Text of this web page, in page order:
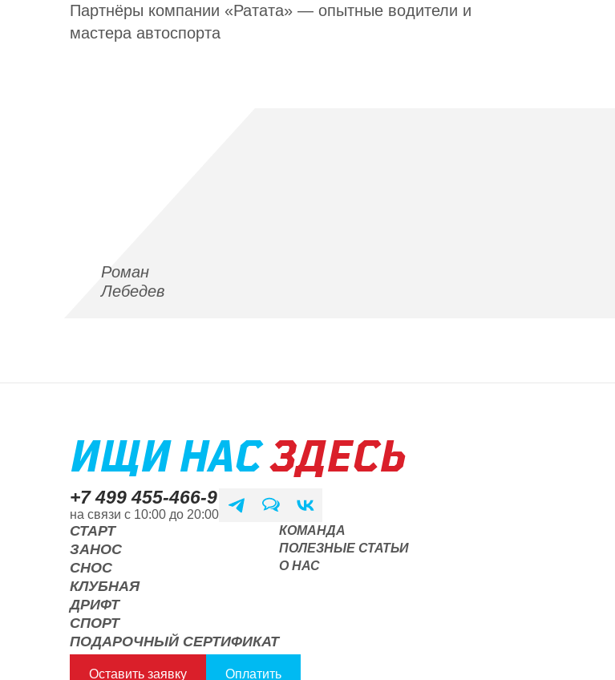
Партнёры компании «Ратата» — опытные водители и
мастера автоспорта
Роман
Лебедев
ИЩИ НАСЗДЕСЬ
+7 499 455-466-9
на связи с 10:00 до 20:00
СТАРТ
ЗАНОС
СНОС
КЛУБНАЯ
ДРИФТ
СПОРТ
ПОДАРОЧНЫЙ СЕРТИФИКАТ
КОМАНДА
ПОЛЕЗНЫЕ СТАТЬИ
О НАС
Оставить заявку Оплатить